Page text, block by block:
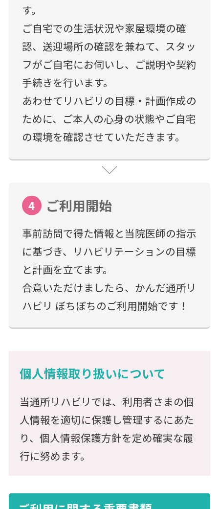
す。
ご自宅での生活状況や家屋環境の確
認、送迎場所の確認を兼ねて、スタッ
フがご自宅にお伺いし、ご説明や契約
手続きを行います。
あわせてリハビリの目標・計画作成の
ために、ご本人の心身の状態やご自宅
の環境を確認させていただきます。
4 ご利用開始
事前訪問で得た情報と当院医師の指示
に基づき、リハビリテーションの目標
と計画を立てます。
合意いただけましたら、かんだ通所リ
ハビリ ぼちぼちのご利用開始です！
個人情報取り扱いについて
当通所リハビリでは、利用者さまの個
人情報を適切に保護し管理するにあた
り、個人情報保護方針を定め確実な履
行に努めます。